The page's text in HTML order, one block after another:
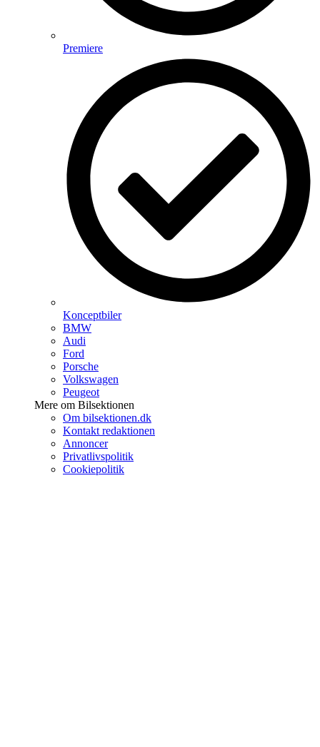
Premiere
Konceptbiler
BMW
Audi
Ford
Porsche
Volkswagen
Peugeot
Mere om Bilsektionen
Om bilsektionen.dk
Kontakt redaktionen
Annoncer
Privatlivspolitik
Cookiepolitik